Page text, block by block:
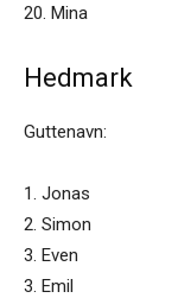
20. Mina
Hedmark
Guttenavn:
1. Jonas
2. Simon
3. Even
3. Emil